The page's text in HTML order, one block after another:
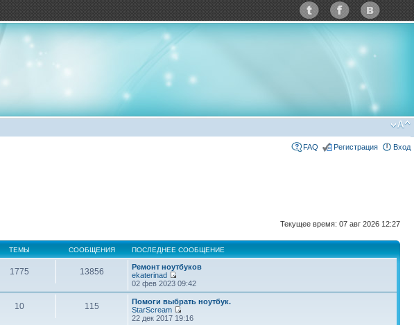
FAQ Регистрация Вход
Текущее время: 07 авг 2026 12:27
ТЕМЫ СООБЩЕНИЯ ПОСЛЕДНЕЕ СООБЩЕНИЕ
1775 13856
Ремонт ноутбуков
ekaterinad
02 фев 2023 09:42
10 115
Помоги выбрать ноутбук.
StarScream
22 дек 2017 19:16